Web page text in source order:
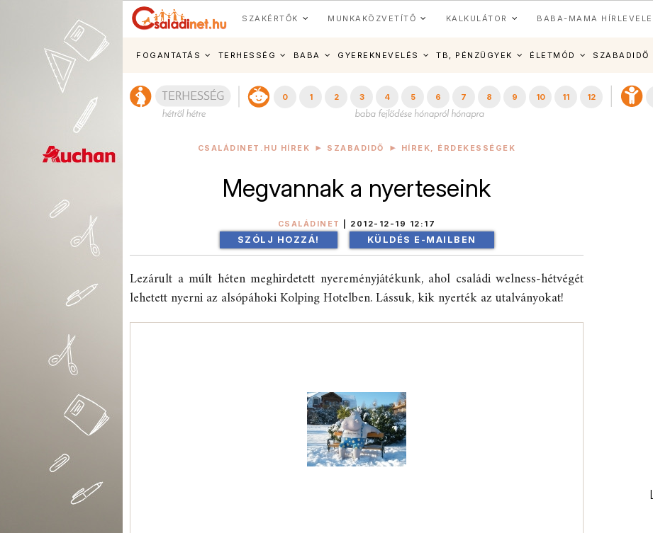
SZAKÉRTŐK MUNKAKÖZVETÍTŐ KALKULÁTOR BABA-MAMA
FOGANTATÁS TERHESSÉG BABA GYEREKNEVELÉS TB, PÉNZÜGYEK ÉLETMÓD SZABADIDŐ
0 1 2 3 4 5 6 7 8 9 10 11 12
CSALÁDINET.HU HÍREK SZABADIDŐ HÍREK, ÉRDEKESSÉGEK
Megvannak a nyerteseink
CSALÁDINET 2012-12-19 12:17
SZÓLJ HOZZÁ! KÜLDÉS E-MAILBEN
Lezárult a múlt héten meghirdetett nyereményjátékunk, ahol családi welness-hétvégét
lehetett nyerni az alsópáhoki Kolping Hotelben. Lássuk, kik nyerték az utalványokat!